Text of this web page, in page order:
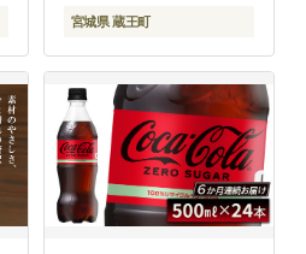
宮城県 蔵王町